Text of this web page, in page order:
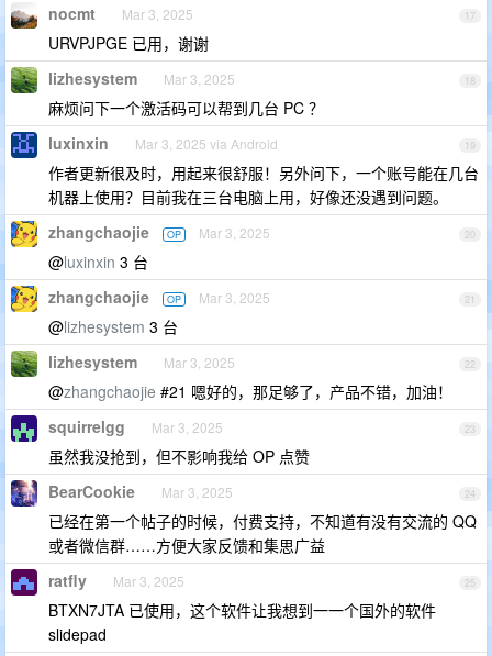
17
nocmt Mar 3, 2025
URVPJPGE 已用，谢谢
18
lizhesystem Mar 3, 2025
麻烦问下一个激活码可以帮到几台 PC ？
19
luxinxin Mar 3, 2025 via Android
作者更新很及时，用起来很舒服！另外问下，一个账号能在几台
机器上使用？目前我在三台电脑上用，好像还没遇到问题。
20
zhangchaojie OP Mar 3, 2025
@luxinxin 3 台
21
zhangchaojie OP Mar 3, 2025
@lizhesystem 3 台
22
lizhesystem Mar 3, 2025
@zhangchaojie #21 嗯好的，那足够了，产品不错，加油！
23
squirrelgg Mar 3, 2025
虽然我没抢到，但不影响我给 OP 点赞
24
BearCookie Mar 3, 2025
已经在第一个帖子的时候，付费支持，不知道有没有交流的 QQ
或者微信群……方便大家反馈和集思广益
25
ratfly Mar 3, 2025
BTXN7JTA 已使用，这个软件让我想到一一个国外的软件
slidepad